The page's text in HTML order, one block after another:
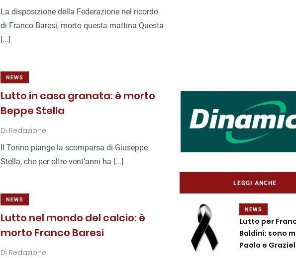
La disposizione della Federazione nel ricordo
di Franco Baresi, morto questa mattina Questa
[...]
NEWS
Lutto in casa granata: è morto
Beppe Stella
Di Redazione
Il Torino piange la scomparsa di Giuseppe
Stella, che per oltre vent’anni ha [...]
NEWS
Lutto nel mondo del calcio: è
morto Franco Baresi
Di Redazione
LEGGI ANCHE
NEWS
Lutto per
Baldini: sono
Paolo e